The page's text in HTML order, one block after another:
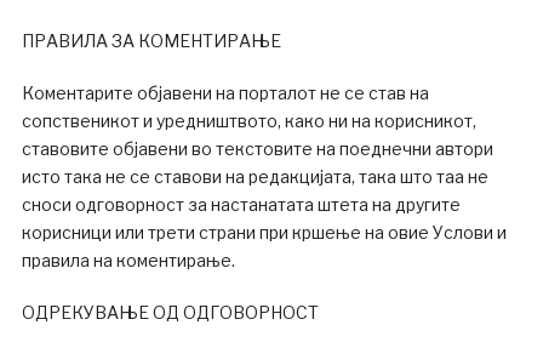
ПРАВИЛА ЗА КОМЕНТИРАЊЕ
Коментарите објавени на порталот не се став на
сопственикот и уредништвото, како ни на корисникот,
ставовите објавени во текстовите на поеднечни автори
исто така не се ставови на редакцијата, така што таа не
сноси одговорност за настанатата штета на другите
корисници или трети страни при кршење на овие Услови и
правила на коментирање.
ОДРЕКУВАЊЕ ОД ОДГОВОРНОСТ